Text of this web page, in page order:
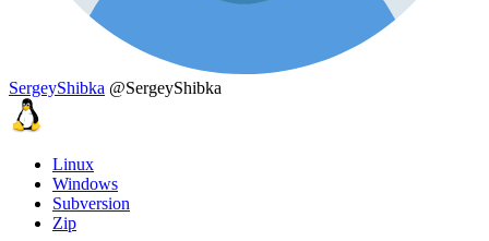
SergeyShibka @SergeyShibka
Linux
Windows
Subversion
Zip